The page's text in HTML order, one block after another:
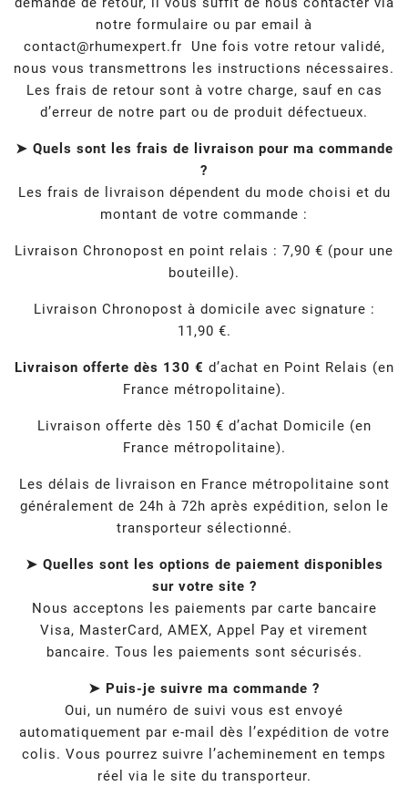
notre formulaire ou par email à
contact@rhumexpert.fr Une fois votre retour validé,
nous vous transmettrons les instructions nécessaires.
Les frais de retour sont à votre charge, sauf en cas
d’erreur de notre part ou de produit défectueux.
➤ Quels sont les frais de livraison pour ma commande
?
Les frais de livraison dépendent du mode choisi et du
montant de votre commande :
Livraison Chronopost en point relais : 7,90 € (pour une
bouteille).
Livraison Chronopost à domicile avec signature :
11,90 €.
Livraison offerte dès 130 € d’achat en Point Relais (en
France métropolitaine).
Livraison offerte dès 150 € d’achat Domicile (en
France métropolitaine).
Les délais de livraison en France métropolitaine sont
généralement de 24h à 72h après expédition, selon le
transporteur sélectionné.
➤ Quelles sont les options de paiement disponibles
sur votre site ?
Nous acceptons les paiements par carte bancaire
Visa, MasterCard, AMEX, Appel Pay et virement
bancaire. Tous les paiements sont sécurisés.
➤ Puis-je suivre ma commande ?
Oui, un numéro de suivi vous est envoyé
automatiquement par e-mail dès l’expédition de votre
colis. Vous pourrez suivre l’acheminement en temps
réel via le site du transporteur.